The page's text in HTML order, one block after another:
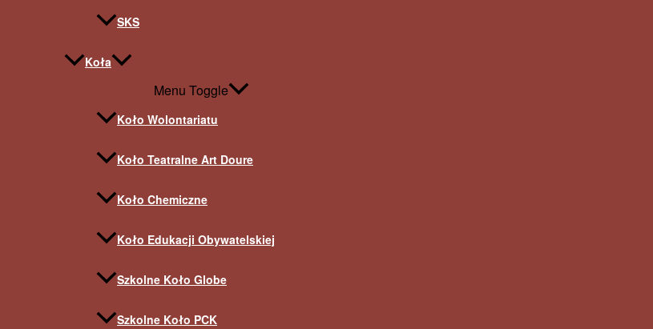
SKS
Koła
Menu Toggle
Koło Wolontariatu
Koło Teatralne Art Doure
Koło Chemiczne
Koło Edukacji Obywatelskiej
Szkolne Koło Globe
Szkolne Koło PCK